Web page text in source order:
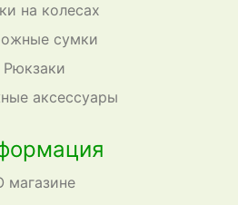
на колесах
сумки
Рюкзаки
аксессуары
магазине